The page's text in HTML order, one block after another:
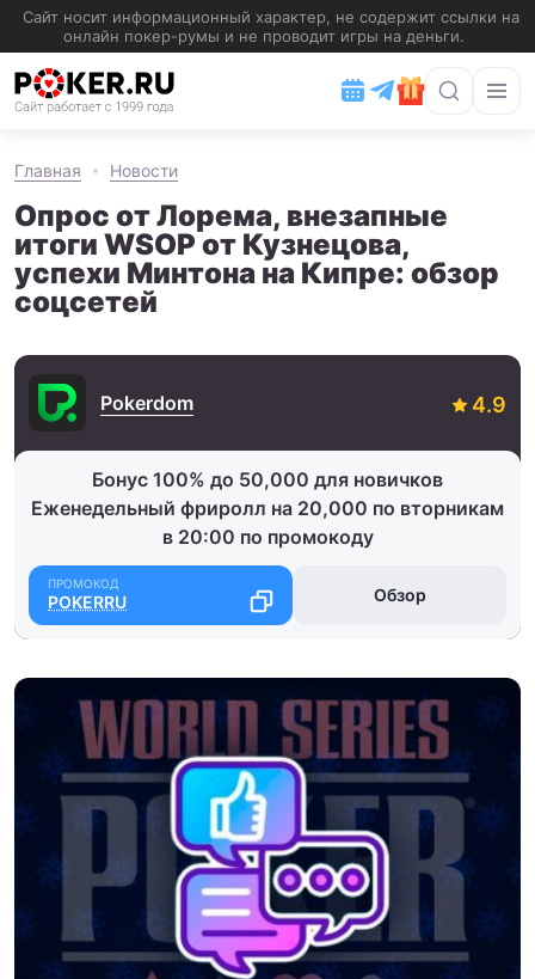
Главная Новости
Опрос от Лорема, внезапные
итоги WSOP от Кузнецова,
успехи Минтона на Кипре: обзор
соцсетей
Pokerdom
Бонус 100% до 50,000 для новичков
Еженедельный фриролл на 20,000 по вторникам
в 20:00 по промокоду
POKERRU Обзор